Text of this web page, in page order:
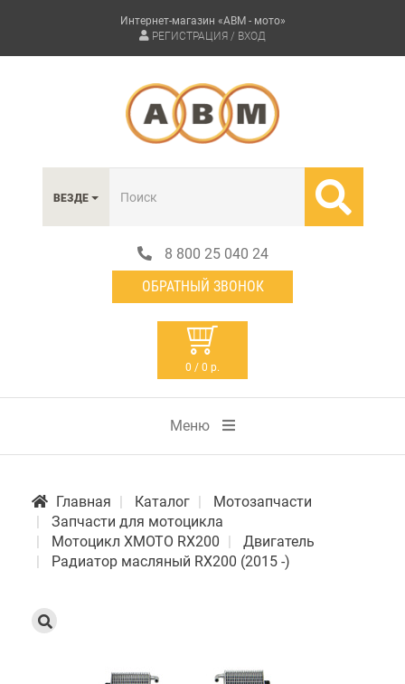
Интернет-магазин «АВМ - мото»
РЕГИСТРАЦИЯ / ВХОД
ВЕЗДЕ
8 800 25 040 24
ОБРАТНЫЙ ЗВОНОК
0 / 0 р.
Меню
Главная Каталог
Мотозапчасти
Запчасти для мотоцикла
Мотоцикл XMOTO RX200
Двигатель
Радиатор масляный RX200 (2015 -)